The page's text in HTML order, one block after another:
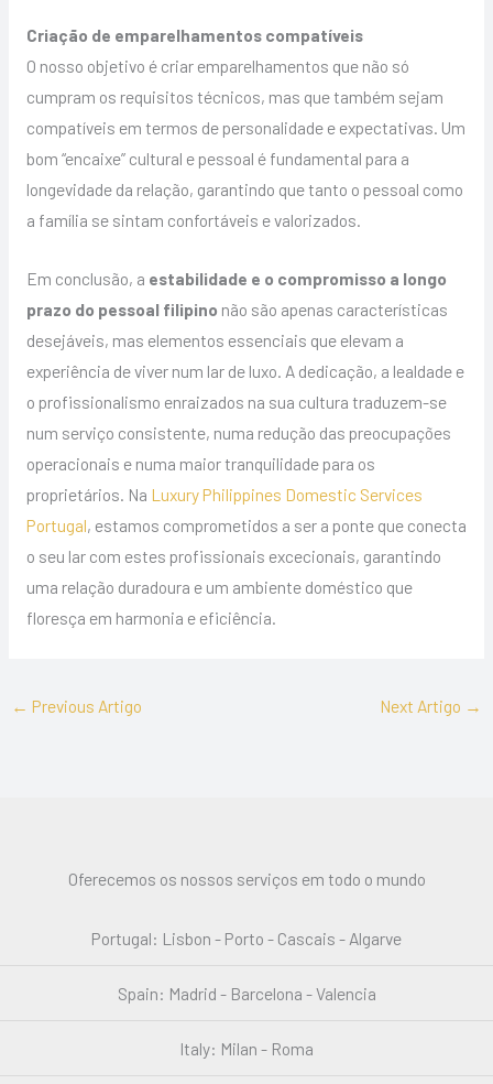
Criação de emparelhamentos compatíveis
O nosso objetivo é criar emparelhamentos que não só
cumpram os requisitos técnicos, mas que também sejam
compatíveis em termos de personalidade e expectativas. Um
bom “encaixe” cultural e pessoal é fundamental para a
longevidade da relação, garantindo que tanto o pessoal como
a família se sintam confortáveis e valorizados.
Em conclusão, a estabilidade e o compromisso a longo
prazo do pessoal filipino não são apenas características
desejáveis, mas elementos essenciais que elevam a
experiência de viver num lar de luxo. A dedicação, a lealdade e
o profissionalismo enraizados na sua cultura traduzem-se
num serviço consistente, numa redução das preocupações
operacionais e numa maior tranquilidade para os
proprietários. Na Luxury Philippines Domestic Services
Portugal, estamos comprometidos a ser a ponte que conecta
o seu lar com estes profissionais excecionais, garantindo
uma relação duradoura e um ambiente doméstico que
floresça em harmonia e eficiência.
← Previous Artigo Next Artigo →
Oferecemos os nossos serviços em todo o mundo
Portugal: Lisbon - Porto - Cascais - Algarve
Spain: Madrid - Barcelona - Valencia
Italy: Milan - Roma